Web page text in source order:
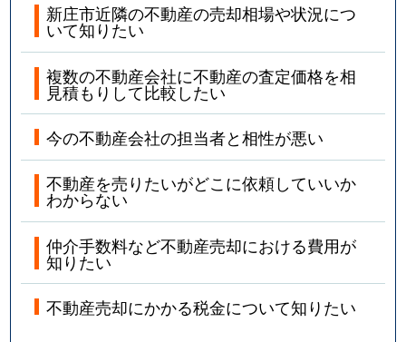
新庄市近隣の不動産の売却相場や状況につ
いて知りたい
複数の不動産会社に不動産の査定価格を相
見積もりして比較したい
今の不動産会社の担当者と相性が悪い
不動産を売りたいがどこに依頼していいか
わからない
仲介手数料など不動産売却における費用が
知りたい
不動産売却にかかる税金について知りたい